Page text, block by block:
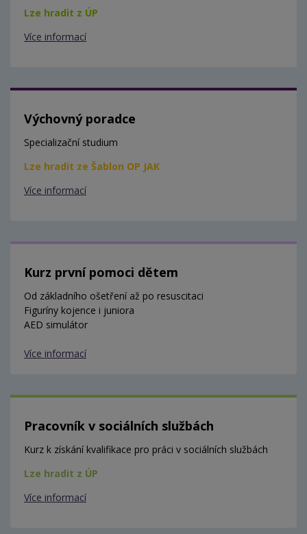
Lze hradit z ÚP
Více informací
Výchovný poradce
Specializační studium
Lze hradit ze Šablon OP JAK
Více informací
Kurz první pomoci dětem
Od základního ošetření až po resuscitaci
Figuríny kojence i juniora
AED simulátor
Více informací
Pracovník v sociálních službách
Kurz k získání kvalifikace pro práci v sociálních službách
Lze hradit z ÚP
Více informací